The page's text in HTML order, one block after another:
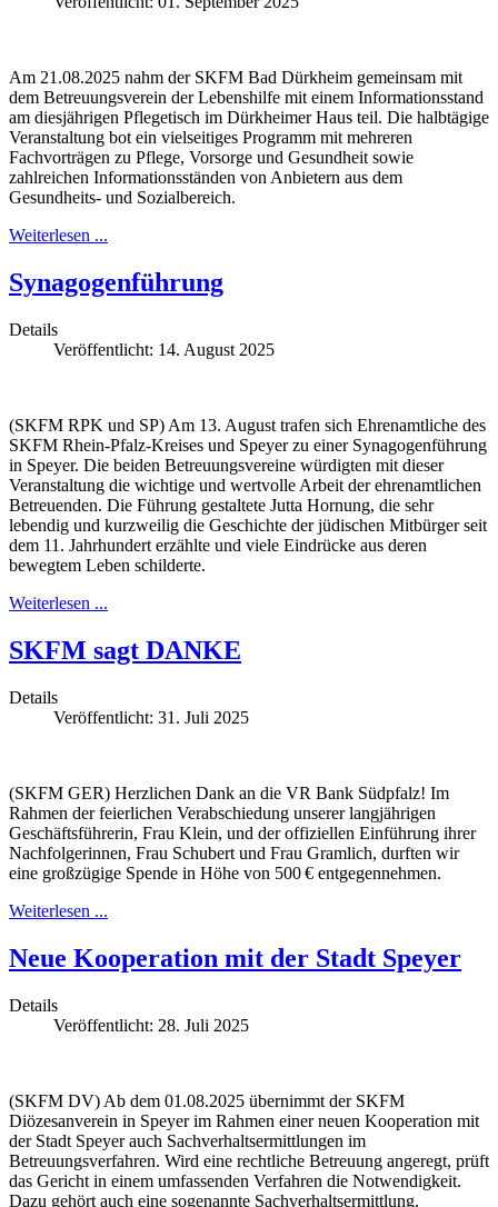
Am 21.08.2025 nahm der SKFM Bad Dürkheim gemeinsam mit
dem Betreuungsverein der Lebenshilfe mit einem Informationsstand
am diesjährigen Pflegetisch im Dürkheimer Haus teil. Die halbtägige
Veranstaltung bot ein vielseitiges Programm mit mehreren
Fachvorträgen zu Pflege, Vorsorge und Gesundheit sowie
zahlreichen Informationsständen von Anbietern aus dem
Gesundheits- und Sozialbereich.
Weiterlesen ...
Synagogenführung
Details
Veröffentlicht: 14. August 2025
(SKFM RPK und SP) Am 13. August trafen sich Ehrenamtliche des
SKFM Rhein-Pfalz-Kreises und Speyer zu einer Synagogenführung
in Speyer. Die beiden Betreuungsvereine würdigten mit dieser
Veranstaltung die wichtige und wertvolle Arbeit der ehrenamtlichen
Betreuenden. Die Führung gestaltete Jutta Hornung, die sehr
lebendig und kurzweilig die Geschichte der jüdischen Mitbürger seit
dem 11. Jahrhundert erzählte und viele Eindrücke aus deren
bewegtem Leben schilderte.
Weiterlesen ...
SKFM sagt DANKE
Details
Veröffentlicht: 31. Juli 2025
(SKFM GER) Herzlichen Dank an die VR Bank Südpfalz! Im
Rahmen der feierlichen Verabschiedung unserer langjährigen
Geschäftsführerin, Frau Klein, und der offiziellen Einführung ihrer
Nachfolgerinnen, Frau Schubert und Frau Gramlich, durften wir
eine großzügige Spende in Höhe von 500 € entgegennehmen.
Weiterlesen ...
Neue Kooperation mit der Stadt Speyer
Details
Veröffentlicht: 28. Juli 2025
(SKFM DV) Ab dem 01.08.2025 übernimmt der SKFM
Diözesanverein in Speyer im Rahmen einer neuen Kooperation mit
der Stadt Speyer auch Sachverhaltsermittlungen im
Betreuungsverfahren. Wird eine rechtliche Betreuung angeregt, prüft
das Gericht in einem umfassenden Verfahren die Notwendigkeit.
Dazu gehört auch eine sogenannte Sachverhaltsermittlung.